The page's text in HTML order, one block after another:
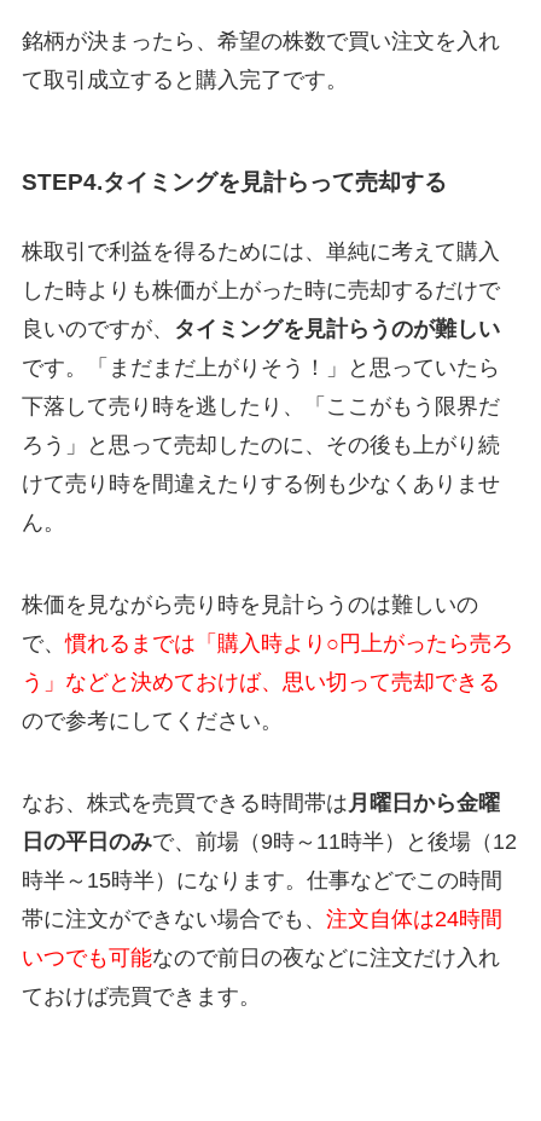
銘柄が決まったら、希望の株数で買い注文を入れ
て取引成立すると購入完了です。
STEP4.タイミングを見計らって売却する
株取引で利益を得るためには、単純に考えて購入
した時よりも株価が上がった時に売却するだけで
良いのですが、
タイミングを見計らうのが難しい
です。「まだまだ上がりそう！」と思っていたら
下落して売り時を逃したり、「ここがもう限界だ
ろう」と思って売却したのに、その後も上がり続
けて売り時を間違えたりする例も少なくありませ
ん。
株価を見ながら売り時を見計らうのは難しいの
で、慣れるまでは「購入時より○円上がったら売ろ
う」などと決めておけば、思い切って売却できる
ので参考にしてください。
なお、株式を売買できる時間帯は 月曜日から金曜
日の平日のみで、前場（9時～11時半）と後場（12
時半～15時半）になります。仕事などでこの時間
帯に注文ができない場合でも、 注文自体は24時間
いつでも可能なので前日の夜などに注文だけ入れ
ておけば売買できます。